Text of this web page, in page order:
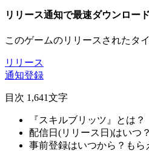
リリース通知で最速ダウンロード
このゲームのリリースされたタ
リリース
通知登録
目次 1,641文字
『スキルブリッツ』とは？
配信日(リリース日)はいつ？
事前登録はいつから？もら